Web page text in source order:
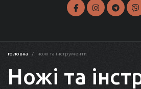
головна ножі та інструменти
Ножі та